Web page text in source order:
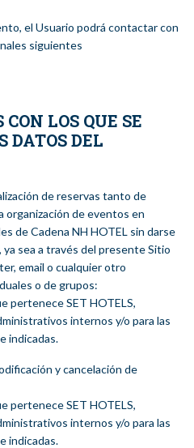
el Usuario podrá contactar con
siguientes
LOS QUE SE
DATOS DEL
de reservas tanto de
organización de eventos en
de Cadena NH HOTEL sin darse
sea a través del presente Sitio
email o cualquier otro
o de grupos:
pertenece SET HOTELS,
internos y/o para las
indicadas.
y cancelación de
pertenece SET HOTELS,
internos y/o para las
indicadas.